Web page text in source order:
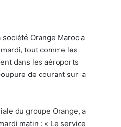
Orange Maroc a
tout comme les
dans les aéroports
de courant sur la
du groupe Orange, a
matin : « Le service